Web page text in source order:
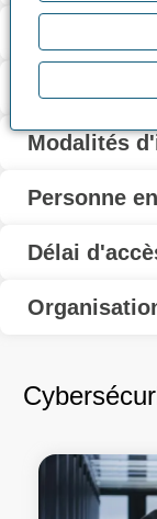
Coût et
Modalités
Personne
Délai